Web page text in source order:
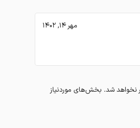
مهر 14, 1402
نخواهد شد. بخش‌های موردنیاز